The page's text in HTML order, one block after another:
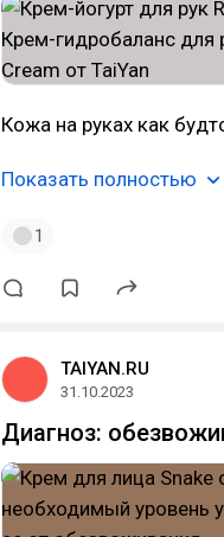
Кожа на руках как
Показать полностью
1
TAIYAN.RU
31.10.2023
Диагноз: